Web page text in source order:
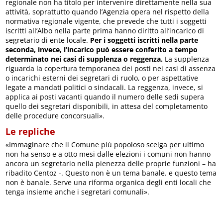
regionale non ha titolo per intervenire direttamente nella sua
attività, soprattutto quando l’Agenzia opera nel rispetto della
normativa regionale vigente, che prevede che tutti i soggetti
iscritti all’Albo nella parte prima hanno diritto all’incarico di
segretario di ente locale. Per i soggetti iscritti nella parte
seconda, invece, l’incarico può essere conferito a tempo
determinato nei casi di supplenza o reggenza. La supplenza
riguarda la copertura temporanea dei posti nei casi di assenza
o incarichi esterni dei segretari di ruolo, o per aspettative
legate a mandati politici o sindacali. La reggenza, invece, si
applica ai posti vacanti quando il numero delle sedi supera
quello dei segretari disponibili, in attesa del completamento
delle procedure concorsuali».
Le repliche
«Immaginare che il Comune più popoloso scelga per ultimo
non ha senso e a otto mesi dalle elezioni i comuni non hanno
ancora un segretario nella pienezza delle proprie funzioni – ha
ribadito Centoz -. Questo non è un tema banale. e questo tema
non è banale. Serve una riforma organica degli enti locali che
tenga insieme anche i segretari comunali».